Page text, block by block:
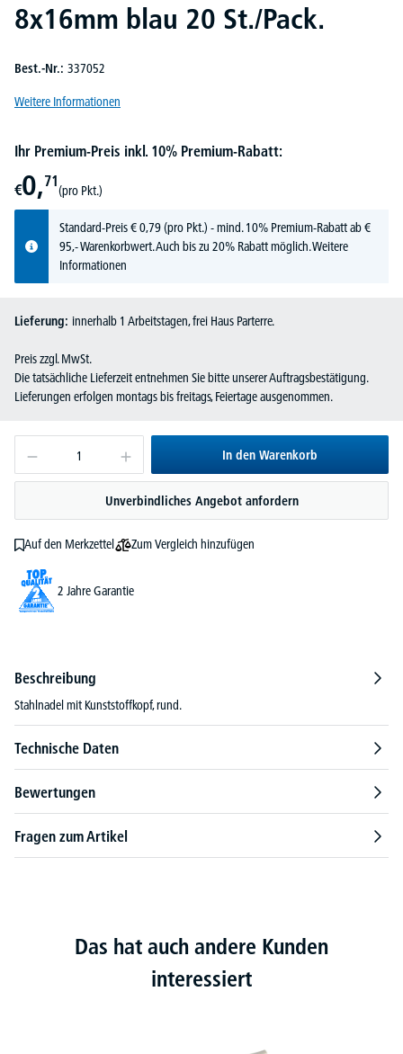
8x16mm blau 20 St./Pack.
Best.-Nr.: 337052
Weitere Informationen
Ihr Premium-Preis inkl. 10% Premium-Rabatt:
€0,71
(pro Pkt.)
Standard-Preis€0,79(pro Pkt.) - mind. 10% Premium-Rabatt ab €
95,- Warenkorbwert. Auch bis zu 20% Rabatt möglich.Weitere
Informationen
Lieferung: innerhalb 1 Arbeitstagen, frei Haus Parterre.
Preis zzgl. MwSt.
Die tatsächliche Lieferzeit entnehmen Sie bitte unserer Auftragsbestätigung.
Lieferungen erfolgen montags bis freitags, Feiertage ausgenommen.
In den Warenkorb
Unverbindliches Angebot anfordern
Auf den Merkzettel Zum Vergleich hinzufügen
2 Jahre Garantie
Beschreibung
Stahlnadel mit Kunststoffkopf, rund.
Technische Daten
Bewertungen
Fragen zum Artikel
Das hat auch andere Kunden
interessiert